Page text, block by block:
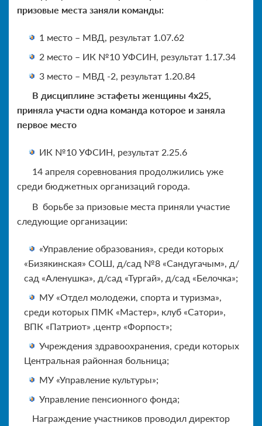
призовые места заняли команды:
1 место – МВД, результат 1.07.62
2 место – ИК №10 УФСИН, результат 1.17.34
3 место – МВД -2, результат 1.20.84
В дисциплине эстафеты женщины 4х25,
приняла участи одна команда которое и заняла
первое место
ИК №10 УФСИН, результат 2.25.6
14 апреля соревнования продолжились уже
среди бюджетных организаций города.
В борьбе за призовые места приняли участие
следующие организации:
«Управление образования», среди которых
«Бизякинская» СОШ, д/сад №8 «Сандугачым», д/
сад «Аленушка», д/сад «Тургай», д/сад «Белочка»;
МУ «Отдел молодежи, спорта и туризма»,
среди которых ПМК «Мастер», клуб «Сатори»,
ВПК «Патриот» ,центр «Форпост»;
Учреждения здравоохранения, среди которых
Центральная районная больница;
МУ «Управление культуры»;
Управление пенсионного фонда;
Награждение участников проводил директор